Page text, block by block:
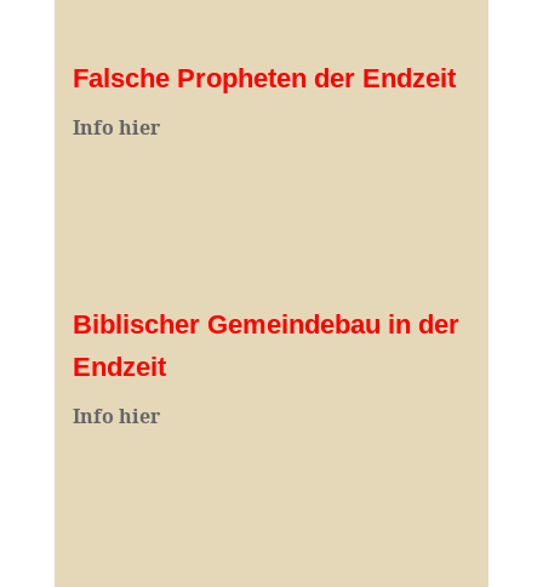
Falsche Propheten der Endzeit
Info hier
Biblischer Gemeindebau in der
Endzeit
Info hier